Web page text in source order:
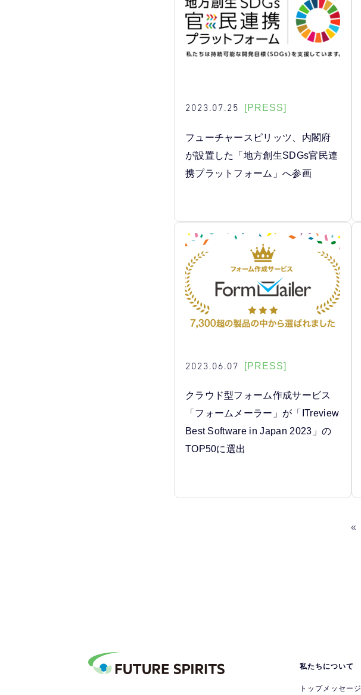
2023.07.25 [PRESS]
フューチャースピリッツ、内閣府
が設置した「地方創生SDGs官民連
携プラットフォーム」へ参画
2023.06.07 [PRESS]
クラウド型フォーム作成サービス
「フォームメーラー」が「ITreview
Best Software in Japan 2023」の
TOP50に選出
«
私たちについて
トップメッセージ